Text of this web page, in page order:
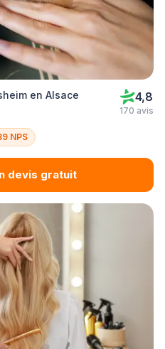
en Alsace 4,8
170 avis
NPS
devis gratuit